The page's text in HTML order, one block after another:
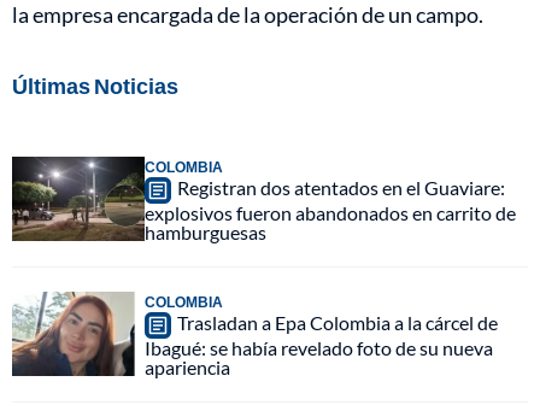
la empresa encargada de la operación de un campo.
Últimas Noticias
COLOMBIA
Registran dos atentados en el Guaviare:
explosivos fueron abandonados en carrito de
hamburguesas
COLOMBIA
Trasladan a Epa Colombia a la cárcel de
Ibagué: se había revelado foto de su nueva
apariencia